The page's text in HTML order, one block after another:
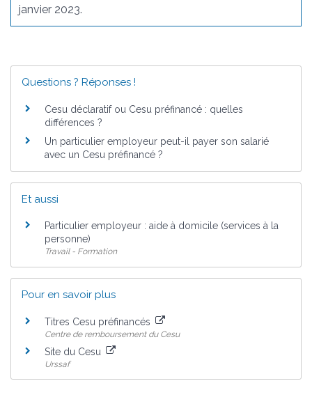
janvier 2023.
Questions ? Réponses !
Cesu déclaratif ou Cesu préfinancé : quelles
différences ?
Un particulier employeur peut-il payer son salarié
avec un Cesu préfinancé ?
Et aussi
Particulier employeur : aide à domicile (services à la
personne)
Travail - Formation
Pour en savoir plus
Titres Cesu préfinancés
Centre de remboursement du Cesu
Site du Cesu
Urssaf